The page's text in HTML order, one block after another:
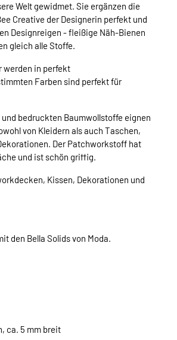
Welt gewidmet. Sie ergänzen die
Creative der Designerin perfekt und
Designreigen - fleißige Näh-Bienen
gleich alle Stoffe.
werden in perfekt
Farben sind perfekt für
bedruckten Baumwollstoffe eignen
von Kleidern als auch Taschen,
Der Patchworkstoff hat
und ist schön griffig.
Kissen, Dekorationen und
den Bella Solids von Moda.
ca. 5 mm breit